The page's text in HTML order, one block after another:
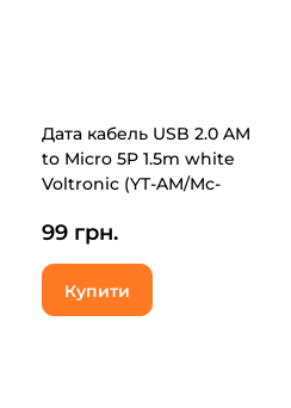
Дата кабель USB 2.0 AM
to Micro 5P 1.5m white
Voltronic (YT-AM/Mc-
99 грн.
Купити